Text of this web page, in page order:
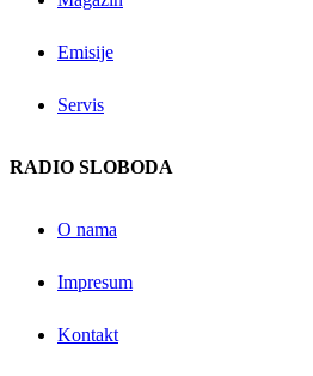
Emisije
Servis
RADIO SLOBODA
O nama
Impresum
Kontakt